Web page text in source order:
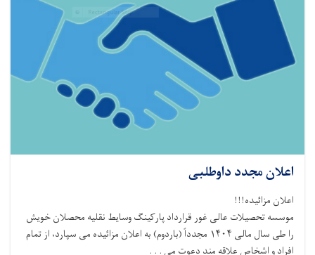
اعلان مجدد داوطلبی
اعلان مزائیده!!!
موسسه تحصیلات عالی غور قرارداد پارکینگ وسایط نقلیه محصلان خویش
را طی سال مالی ۱۴۰۴ مجدداً (باردوم) به اعلان مزائیده می سپارد، از تمام
افراد و اشخاص علاقه مند دعوت می . . .